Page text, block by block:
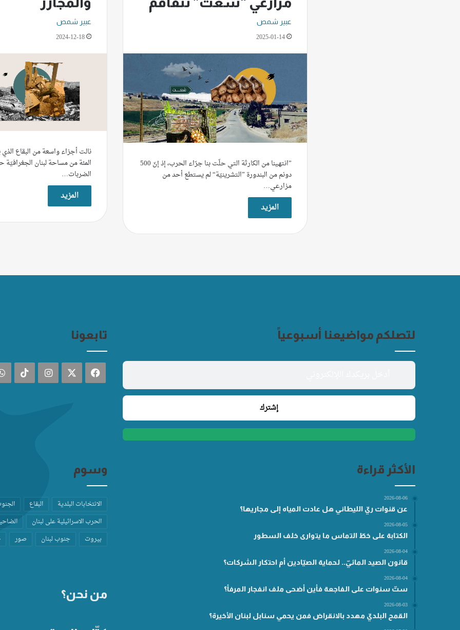
عبير شمص
2025-01-14
”انتهينا من الكارثة التي حلّت بنا جرّاء الحرب، إذ إنّ 500
دونم من البندورة ”التشرينيّة“ لم يستطع أحد من
مزارعي…
المزيد
عبير شمص
2024-12-18
المئة من مساحة لبنان
الضربات…
المزيد
لتصلكم مواضيعنا أسبوعياً تابعونا
فيسبوك انستقرام
الأكثر قراءة
2026-08-06
عن قنوات ريّ الليطاني هل عادت المياه إلى مجاريها؟
2026-08-05
الكتابة على خطّ التماس ما يتوارى خلف السطور
2026-08-04
قانون الصيد المائيّ.. لحماية الصيّادين أم احتكار الشركات؟
2026-08-04
ستّ سنوات على الفاجعة فأين أضحى ملف انفجار المرفأ؟
2026-08-03
القمح البلديّ مهدد بالانقراض فمن يحمي سنابل لبنان الأخيرة؟
وسوم
الانتخابات البلدية البقاع
الحرب الاسرائيلية على لبنان
بيروت
جنوب لبنان صور
من نحن؟